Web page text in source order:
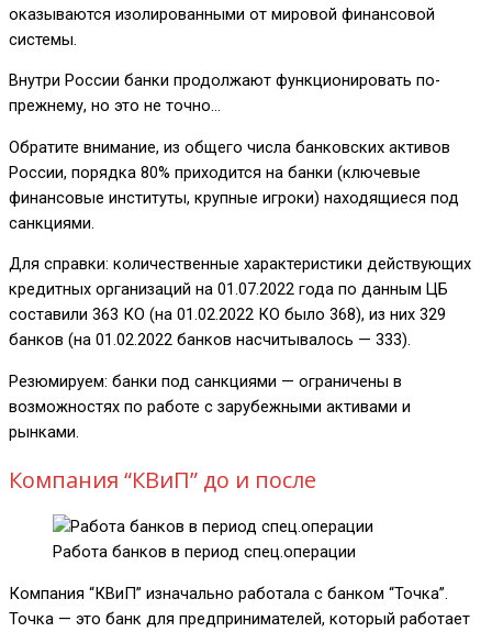
оказываются изолированными от мировой финансовой
системы.
Внутри России банки продолжают функционировать по-
прежнему, но это не точно…
Обратите внимание, из общего числа банковских активов
России, порядка 80% приходится на банки (ключевые
финансовые институты, крупные игроки) находящиеся под
санкциями.
Для справки: количественные характеристики действующих
кредитных организаций на 01.07.2022 года по данным ЦБ
составили 363 КО (на 01.02.2022 КО было 368), из них 329
банков (на 01.02.2022 банков насчитывалось — 333).
Резюмируем: банки под санкциями — ограничены в
возможностях по работе с зарубежными активами и
рынками.
Компания “КВиП” до и после
Работа банков в период спец.операции
Компания “КВиП” изначально работала с банком “Точка”.
Точка — это банк для предпринимателей, который работает